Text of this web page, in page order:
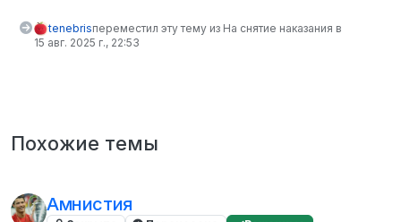
tenebrisпереместил эту тему из На снятие наказания в
15 авг. 2025 г., 22:53
Похожие темы
Амнистия